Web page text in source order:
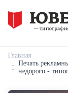
Главная
Печать
недорого -